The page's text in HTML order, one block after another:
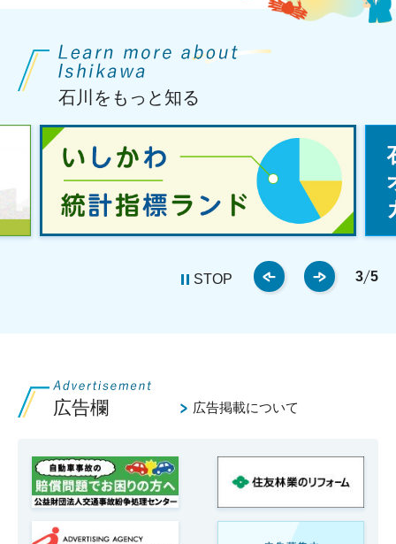
石川をもっと知る
STOP 3 5
広告欄 広告掲載について